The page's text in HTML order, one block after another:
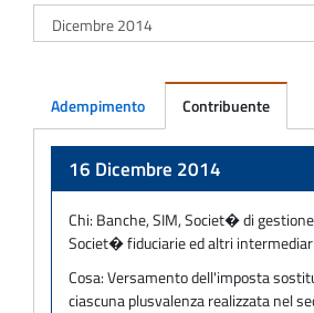
Adempimento Contribuente
16 Dicembre 2014
Chi: Banche, SIM, Societ� di
Societ� fiduciarie ed altri
Cosa:Versamento dell'imposta
ciascuna plusvalenza realizzata nel